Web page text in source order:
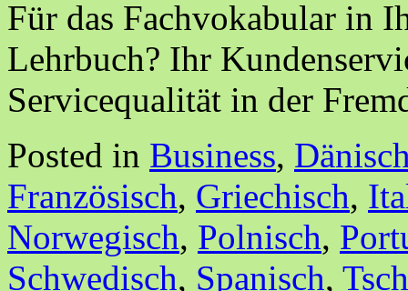
Für das Fachvokabular in
Lehrbuch? Ihr
Servicequalität in der
Posted in Business,
Französisch, Griechisch,
Norwegisch, Polnisch,
Schwedisch, Spanisch,